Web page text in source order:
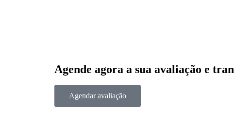
Agende agora a sua avaliação e
Agendar avaliação